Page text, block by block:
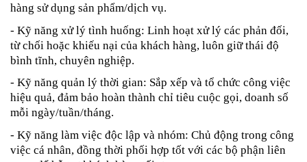
hàng sử dụng sản phẩm/dịch vụ.
- Kỹ năng xử lý tình huống: Linh hoạt xử lý các phản đối,
từ chối hoặc khiếu nại của khách hàng, luôn giữ thái độ
bình tĩnh, chuyên nghiệp.
- Kỹ năng quản lý thời gian: Sắp xếp và tổ chức công việc
hiệu quả, đảm bảo hoàn thành chỉ tiêu cuộc gọi, doanh số
mỗi ngày/tuần/tháng.
- Kỹ năng làm việc độc lập và nhóm: Chủ động trong công
việc cá nhân, đồng thời phối hợp tốt với các bộ phận liên